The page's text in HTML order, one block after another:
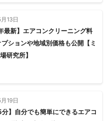
13日
最新】エアコンクリーニング料
ションや地域別価格も公開【ミ
研究所】
19日
分】自分でも簡単にできるエアコ